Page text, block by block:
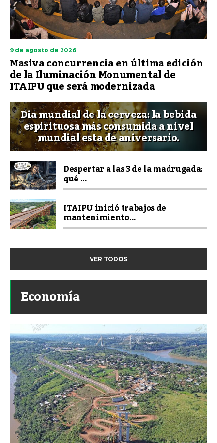
9 de agosto de 2026
Masiva concurrencia en última edición
de la Iluminación Monumental de
ITAIPU que será modernizada
Dia mundial de la cerveza: la bebida
espirituosa más consumida a nivel
mundial esta de aniversario.
Despertar a las 3 de la madrugada:
qué ...
ITAIPU inició trabajos de
mantenimiento...
VER TODOS
Economía